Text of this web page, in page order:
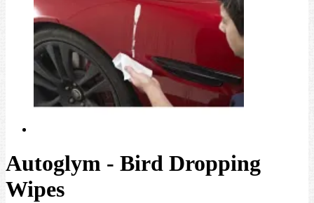
Autoglym - Bird Dropping
Wipes